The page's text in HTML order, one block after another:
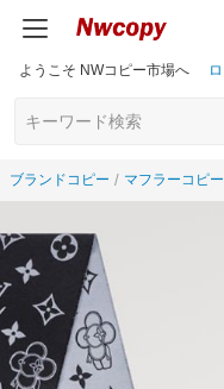
ようこそ NWコピー市場へ
ブランドコピー マフラーコピー